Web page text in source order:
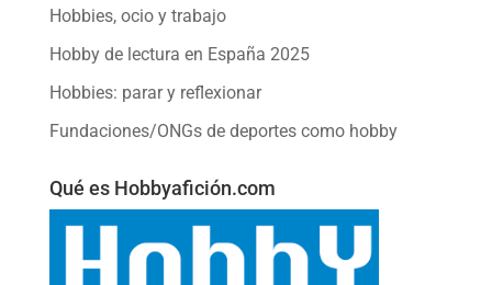
Hobbies, ocio y trabajo
Hobby de lectura en España 2025
Hobbies: parar y reflexionar
Fundaciones/ONGs de deportes como hobby
Qué es Hobbyafición.com